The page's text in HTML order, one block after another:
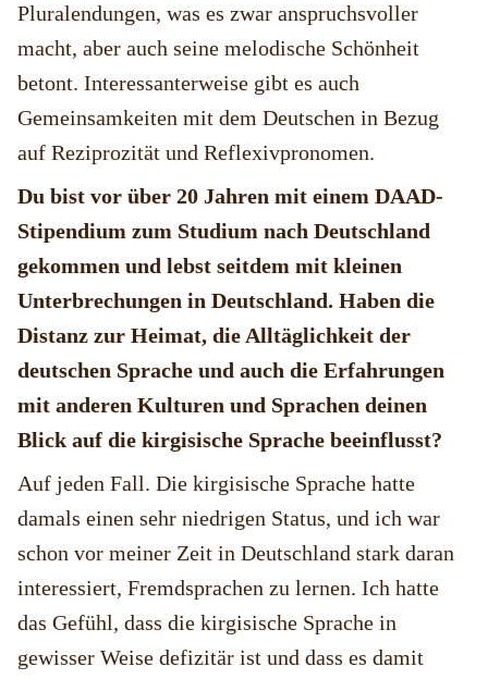
Pluralendungen, was es zwar anspruchsvoller
macht, aber auch seine melodische Schönheit
betont. Interessanterweise gibt es auch
Gemeinsamkeiten mit dem Deutschen in Bezug
auf Reziprozität und Reflexivpronomen.
Du bist vor über 20 Jahren mit einem DAAD-
Stipendium zum Studium nach Deutschland
gekommen und lebst seitdem mit kleinen
Unterbrechungen in Deutschland. Haben die
Distanz zur Heimat, die Alltäglichkeit der
deutschen Sprache und auch die Erfahrungen
mit anderen Kulturen und Sprachen deinen
Blick auf die kirgisische Sprache beeinflusst?
Auf jeden Fall. Die kirgisische Sprache hatte
damals einen sehr niedrigen Status, und ich war
schon vor meiner Zeit in Deutschland stark daran
interessiert, Fremdsprachen zu lernen. Ich hatte
das Gefühl, dass die kirgisische Sprache in
gewisser Weise defizitär ist und dass es damit